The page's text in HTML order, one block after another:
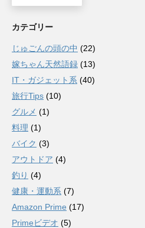
カテゴリー
じゅごんの頭の中 (22)
嫁ちゃん天然語録 (13)
IT・ガジェット系 (40)
旅行Tips (10)
グルメ (1)
料理 (1)
バイク (3)
アウトドア (4)
釣り (4)
健康・運動系 (7)
Amazon Prime (17)
Primeビデオ (5)